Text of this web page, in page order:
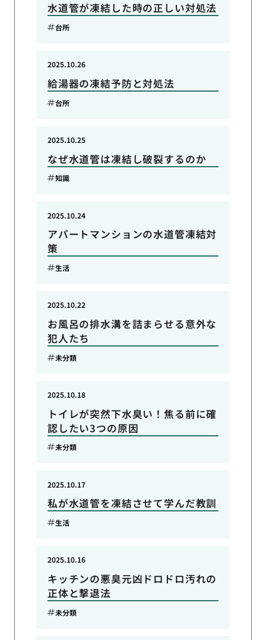
水道管が凍結した時の正しい対処法
台所
給湯器の凍結予防と対処法
2025.10.26
台所
なぜ水道管は凍結し破裂するのか
2025.10.25
知識
アパートマンションの水道管凍結対
策
2025.10.24
生活
お風呂の排水溝を詰まらせる意外な
犯人たち
2025.10.22
未分類
トイレが突然下水臭い！焦る前に確
認したい3つの原因
2025.10.18
未分類
私が水道管を凍結させて学んだ教訓
2025.10.17
生活
キッチンの悪臭元凶ドロドロ汚れの
正体と撃退法
2025.10.16
未分類